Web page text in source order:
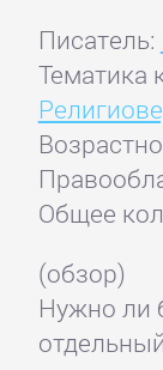
Писатель:
Тематика
Общее
(обзор)
Нужно ли